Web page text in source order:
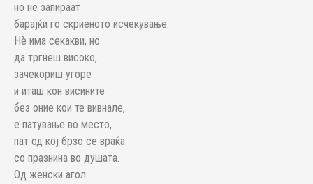
но не запираат
барајќи го скриеното исчекување.
Нè има секакви, но
да тргнеш високо,
зачекориш угоре
и иташ кон висините
без оние кои те вивнале,
е патување во место,
пат од кој брзо се враќа
со празнина во душата.
Од женски агол